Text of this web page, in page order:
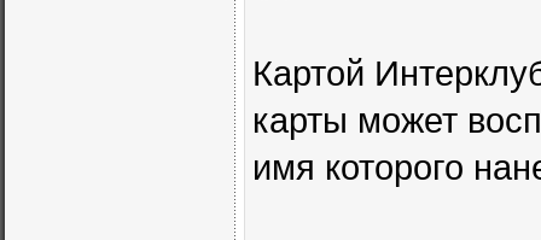
Картой
карты может
имя которого